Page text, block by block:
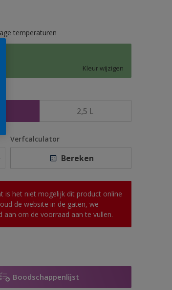
temperaturen
Kleur wijzigen
2,5 L
Verfcalculator
Bereken
is het niet mogelijk dit product online
de website in de gaten, we
aan om de voorraad aan te vullen.
Boodschappenlijst